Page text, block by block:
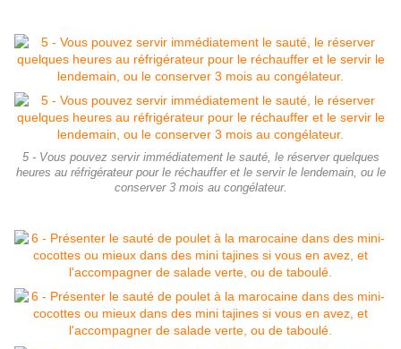
5 - Vous pouvez servir immédiatement le sauté, le réserver quelques
heures au réfrigérateur pour le réchauffer et le servir le lendemain, ou le
conserver 3 mois au congélateur.